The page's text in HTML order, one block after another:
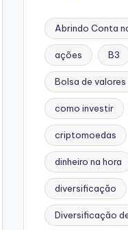
Abrindo Conta
ações B3
Bolsa de valores
como investir
criptomoedas
dinheiro na hora
diversificação
Diversificação